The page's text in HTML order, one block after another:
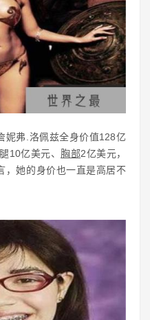
弗.洛佩兹全身价值128亿
10亿美元、 胸部2亿美元，
，她的身价也一直是高居不